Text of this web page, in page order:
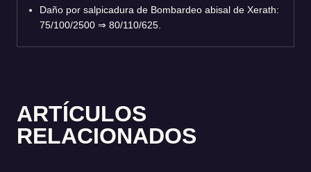
Daño por salpicadura de Bombardeo abisal de Xerath:
75/100/2500 ⇒ 80/110/625.
ARTÍCULOS
RELACIONADOS